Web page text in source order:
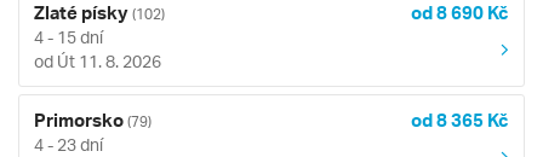
Zlaté písky (102) od 8 690 Kč
4 - 15 dní
od Út 11. 8. 2026
Primorsko (79) od 8 365 Kč
4 - 23 dní